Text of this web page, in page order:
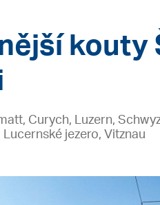
Curych, Luzern,
jezero, Vitznau